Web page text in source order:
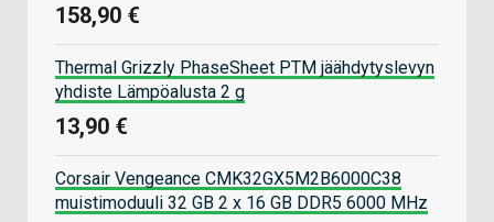
158,90 €
Thermal Grizzly PhaseSheet PTM jäähdytyslevyn
yhdiste Lämpöalusta 2 g
13,90 €
Corsair Vengeance CMK32GX5M2B6000C38
muistimoduuli 32 GB 2 x 16 GB DDR5 6000 MHz